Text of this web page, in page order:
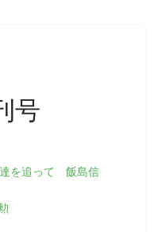
号
を追って 飯島信